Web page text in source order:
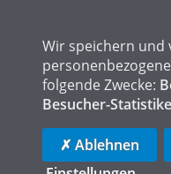
FAQ
Wir speichern und
folgende Zwecke:
Besucher-
✗ Ablehnen